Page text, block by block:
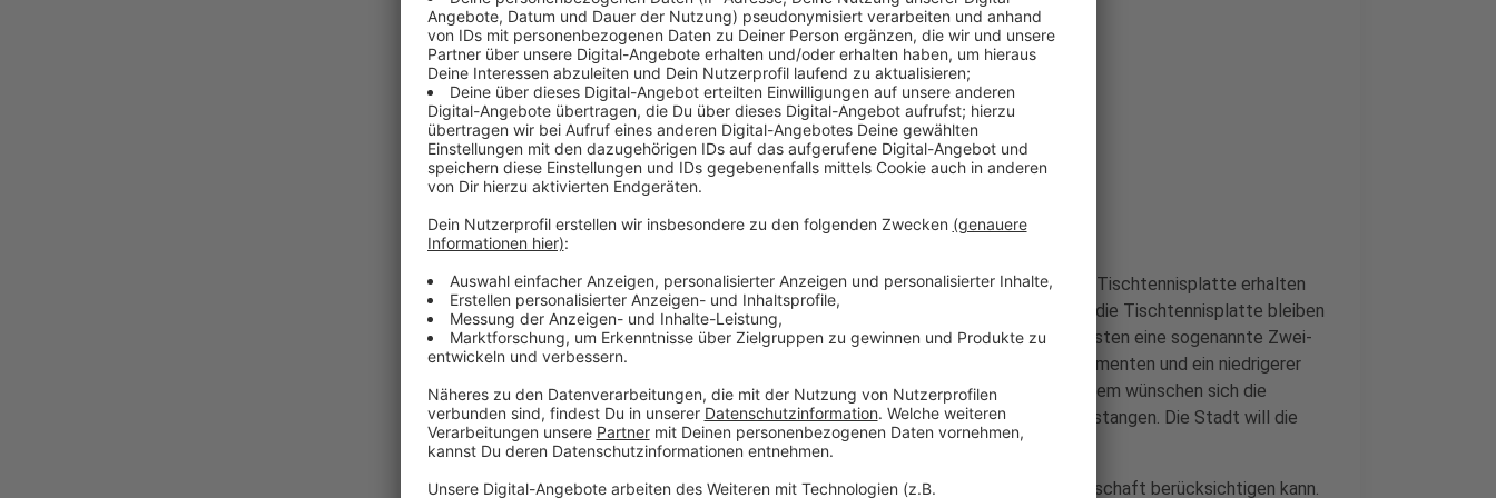
Veröffentlicht:Dienstag, 24.09.2019 13:08
Ganz wichtig ist den Eltern und Kindern, das das Karussell und die Tischtennisplatte erhalten
bleiben. Für das Karussell hat die Stadt das bereits zugesagt. Ob die Tischtennisplatte bleiben
kann, prüft die Stadt. Ganz oben auf der Wunschliste steht ansonsten eine sogenannte Zwei-
Turm-Anlage. Das ist ein hoher Turm mit Rutsche und anderen Elementen und ein niedrigerer
Tuirm mit einem Rampenaufgang und einer Sandbaustelle. Außerdem wünschen sich die
Anwohner eine Nestschaukel, ein Trampolin, eine Wippe und Reckstangen. Die Stadt will die
Bänke und den Tisch überarbeiten.
Fest steht schon, dass die Stadt nicht alle Wünsche der Nachbarschaft berücksichtigen kann.